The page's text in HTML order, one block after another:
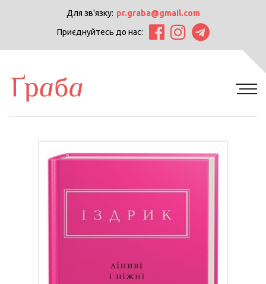
Для зв'язку: pr.graba@gmail.com
Приєднуйтесь до нас: